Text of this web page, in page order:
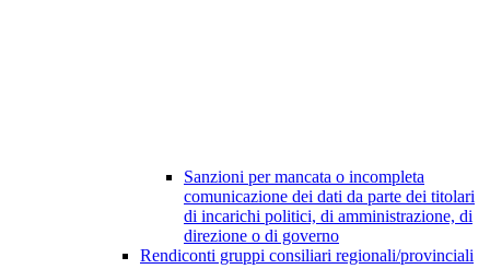
Sanzioni per mancata o incompleta
comunicazione dei dati da parte dei titolari
di incarichi politici, di amministrazione, di
direzione o di governo
Rendiconti gruppi consiliari regionali/provinciali